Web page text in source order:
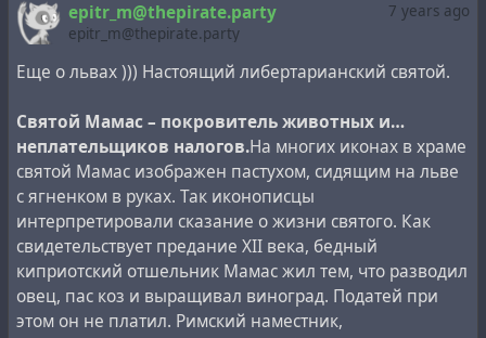
In 1973, the young lion King I was shot by the young
militiaman Alexander Gurov.
В 1973 году льва Кинга I застрелил молодой
7 years ago
epitr_m@thepirate.party
epitr_m@thepirate.party
Еще о львах ))) Настоящий либертарианский святой.
Святой Мамас – покровитель животных и…
неплательщиков налогов.На многих иконах в храме
святой Мамас изображен пастухом, сидящим на льве
с ягненком в руках. Так иконописцы
интерпретировали сказание о жизни святого. Как
свидетельствует предание XII века, бедный
киприотский отшельник Мамас жил тем, что разводил
овец, пас коз и выращивал виноград. Податей при
этом он не платил. Римский наместник,